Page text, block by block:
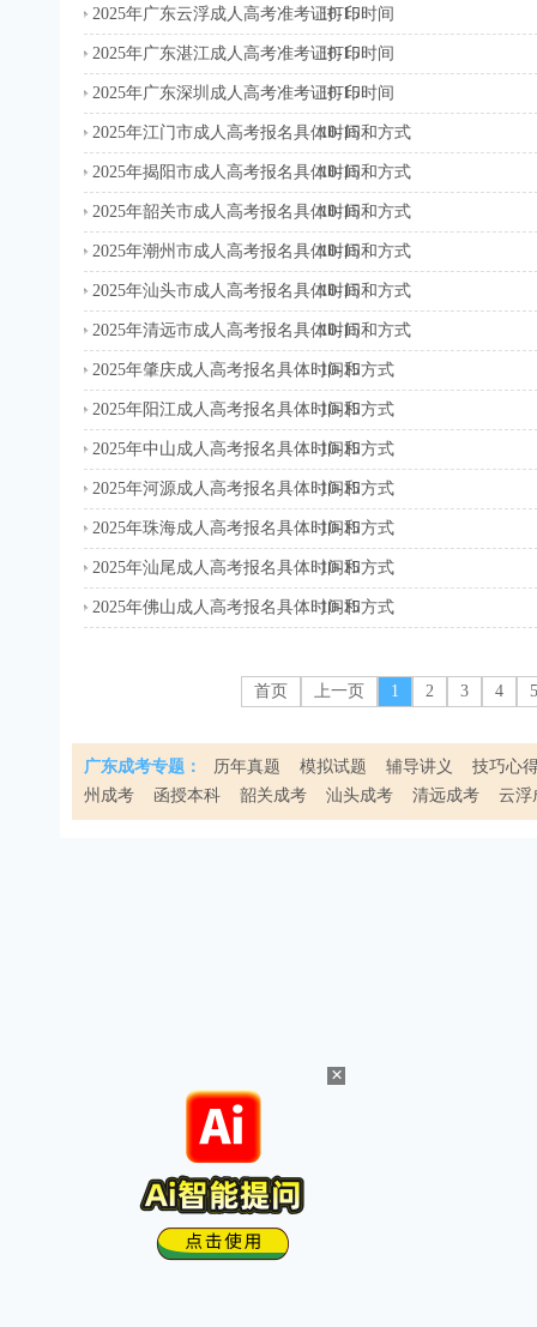
2025年广东云浮成人高考准考证打印时间
10-15
2025年广东湛江成人高考准考证打印时间
10-15
2025年广东深圳成人高考准考证打印时间
10-15
2025年江门市成人高考报名具体时间和方式
10-15
2025年揭阳市成人高考报名具体时间和方式
10-15
2025年韶关市成人高考报名具体时间和方式
10-15
2025年潮州市成人高考报名具体时间和方式
10-15
2025年汕头市成人高考报名具体时间和方式
10-15
2025年清远市成人高考报名具体时间和方式
10-15
2025年肇庆成人高考报名具体时间和方式
10-15
2025年阳江成人高考报名具体时间和方式
10-15
2025年中山成人高考报名具体时间和方式
10-15
2025年河源成人高考报名具体时间和方式
10-15
2025年珠海成人高考报名具体时间和方式
10-15
2025年汕尾成人高考报名具体时间和方式
10-15
2025年佛山成人高考报名具体时间和方式
10-15
首页 上一页 1 2 3 4 5
广东成考专题： 历年真题 模拟试题 辅导讲义
技巧心
州成考
函授本科 韶关成考 汕头成考 清远成考 云浮
×